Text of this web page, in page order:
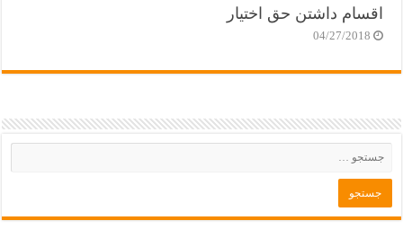
اقسام داشتن حق اختیار
04/27/2018